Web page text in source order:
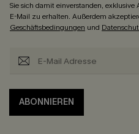
Sie sich damit einverstanden,
E-Mail zu erhalten. Außerdem
Geschäftsbedingungen und
ABONNIEREN